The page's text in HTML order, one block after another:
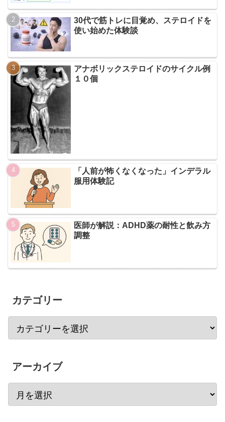
30代で筋トレに目覚め、ステロイドを
使い始めた体験談
アナボリックステロイドのサイクル例
１０個
「人前が怖くなくなった」インデラル
服用体験記
医師が解説：ADHD薬の耐性と飲み方
調整
カテゴリー
アーカイブ